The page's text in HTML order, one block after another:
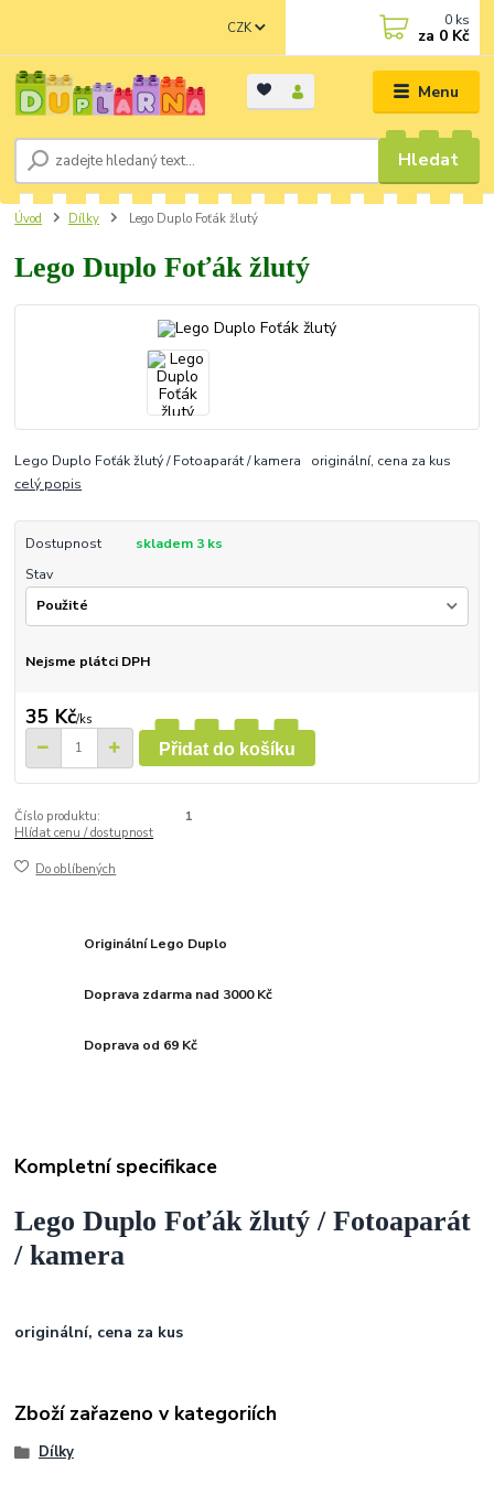
Menu
CZK
Hledat
0 ks
za 0 Kč
Úvod Dílky Lego Duplo Foťák žlutý
Lego Duplo Foťák žlutý
Lego Duplo Foťák žlutý / Fotoaparát / kamera originální, cena za kus
celý popis
Dostupnost
skladem 3 ks
Stav
Nejsme plátci DPH
35 Kč/ks
Přidat do košíku
Číslo produktu:
1
Hlídat cenu / dostupnost
Do oblíbených
Originální Lego Duplo
Doprava zdarma nad 3000 Kč
Doprava od 69 Kč
Kompletní specifikace
Lego Duplo Foťák žlutý / Fotoaparát
/ kamera
originální, cena za kus
Zboží zařazeno v kategoriích
Dílky